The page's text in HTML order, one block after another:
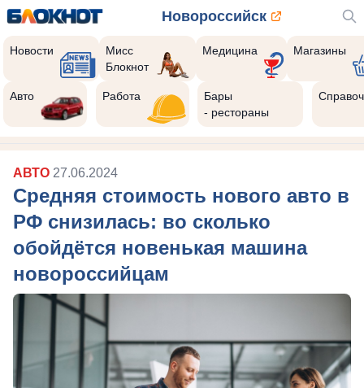
Новороссийск
Новости
Мисс
Блокнот
Медицина Магазины
Авто Работа
Бары
- рестораны
АВТО 27.06.2024
Средняя стоимость нового авто в
РФ снизилась: во сколько
обойдётся новенькая машина
новороссийцам